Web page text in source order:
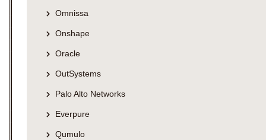
Omnissa
Onshape
Oracle
OutSystems
Palo Alto Networks
Everpure
Qumulo